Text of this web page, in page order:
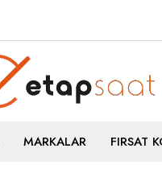
MARKALAR FIRSAT